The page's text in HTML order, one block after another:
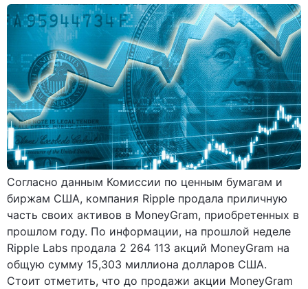
Согласно данным Комиссии по ценным бумагам и
биржам США, компания Ripple продала приличную
часть своих активов в MoneyGram, приобретенных в
прошлом году. По информации, на прошлой неделе
Ripple Labs продала 2 264 113 акций MoneyGram на
общую сумму 15,303 миллиона долларов США.
Стоит отметить, что до продажи акции MoneyGram